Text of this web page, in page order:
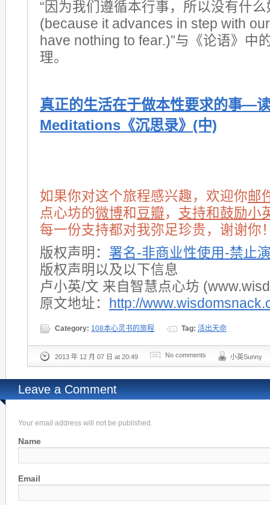
“因为我们遵循本行事，所以没有什
(because it advances in step with
have nothing to fear.)”与《论语》中
理。
真正的生活在于做本性要求的事—
Meditations《沉思录》(中)
如果你对这个旅程感兴趣，欢迎你邮
点心坊的微博和 豆瓣， 支持和鼓励小
每一份支持都对我弥足珍贵，谢谢你
版权声明： 署名-非商业性使用-禁止
版权声明以及以下信息
卢小英/文 来自智慧点心坊
原文地址：
http://
Category: 108本心灵书的旅程 Tag: 活出天命
2013 年 12 月 07 日 at 20:49 No comments 小英Sunny
Leave a Comment
Your email address will not be published.
Name
Email